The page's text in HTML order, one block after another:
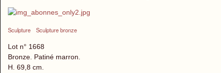
Sculpture Sculpture bronze
Lot n° 1668
Bronze. Patiné marron.
H. 69,8 cm.